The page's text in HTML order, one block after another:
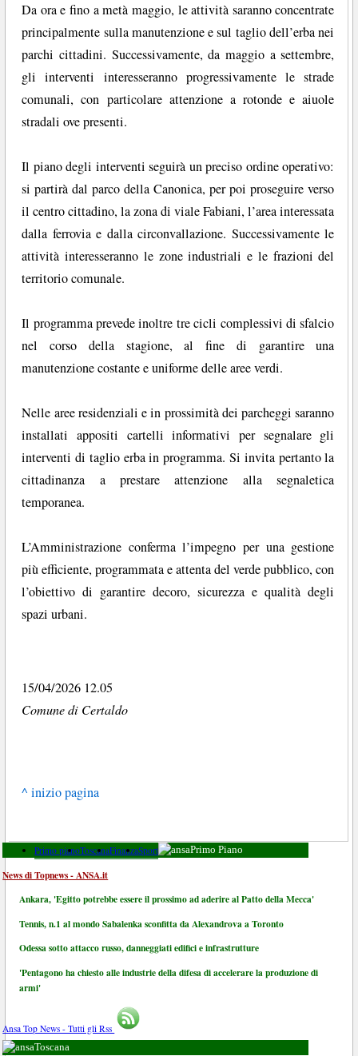
Da ora e fino a metà maggio, le attività saranno concentrate
principalmente sulla manutenzione e sul taglio dell’erba nei
parchi cittadini. Successivamente, da maggio a settembre,
gli interventi interesseranno progressivamente le strade
comunali, con particolare attenzione a rotonde e aiuole
stradali ove presenti.
Il piano degli interventi seguirà un preciso ordine operativo:
si partirà dal parco della Canonica, per poi proseguire verso
il centro cittadino, la zona di viale Fabiani, l’area interessata
dalla ferrovia e dalla circonvallazione. Successivamente le
attività interesseranno le zone industriali e le frazioni del
territorio comunale.
Il programma prevede inoltre tre cicli complessivi di sfalcio
nel corso della stagione, al fine di garantire una
manutenzione costante e uniforme delle aree verdi.
Nelle aree residenziali e in prossimità dei parcheggi saranno
installati appositi cartelli informativi per segnalare gli
interventi di taglio erba in programma. Si invita pertanto la
cittadinanza a prestare attenzione alla segnaletica
temporanea.
L’Amministrazione conferma l’impegno per una gestione
più efficiente, programmata e attenta del verde pubblico, con
l’obiettivo di garantire decoro, sicurezza e qualità degli
spazi urbani.
15/04/2026 12.05
Comune di Certaldo
^ inizio pagina
Primo pianoToscanaFinanzaSport Primo Piano
News di Topnews - ANSA.it
Ankara, 'Egitto potrebbe essere il prossimo ad aderire al Patto della Mecca'
Tennis, n.1 al mondo Sabalenka sconfitta da Alexandrova a Toronto
Odessa sotto attacco russo, danneggiati edifici e infrastrutture
'Pentagono ha chiesto alle industrie della difesa di accelerare la produzione di
armi'
Ansa Top News - Tutti gli Rss
Toscana